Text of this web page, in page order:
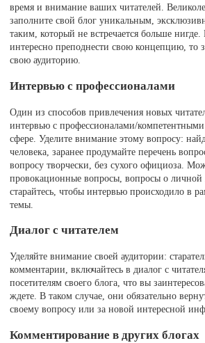
время и внимание ваших читателей.
заполните свой блог уникальным,
таким, который не встречается больше
интересно преподнести свою концепцию, то
свою аудиторию.
Интервью с профессионалами
Один из способов привлечения новых
интервью с профессионалами/
сфере. Уделите внимание этому вопросу:
человека, заранее продумайте перечень
вопросу творчески, без сухого официоза.
провокационные вопросы, вопросы о
старайтесь, чтобы интервью происходило в
темы.
Диалог с читателем
Уделяйте внимание своей аудитории:
комментарии, включайтесь в диалог с
посетителям своего блога, что вы
ждете. В таком случае, они обязательно
своему вопросу или за новой интересной
Комментирование в других блогах